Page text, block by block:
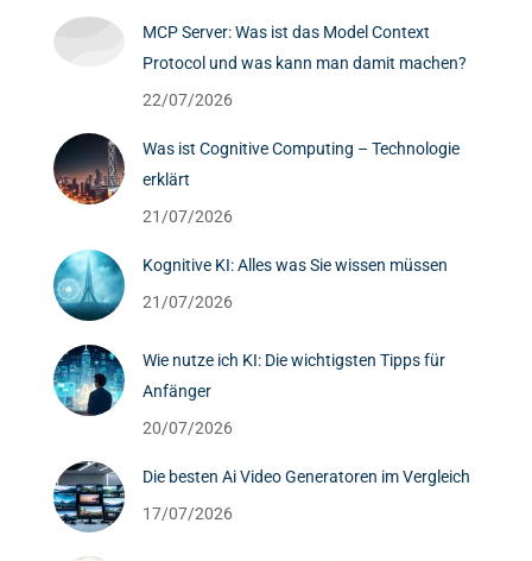
MCP Server: Was ist das Model Context
Protocol und was kann man damit machen?
22/07/2026
Was ist Cognitive Computing – Technologie
erklärt
21/07/2026
Kognitive KI: Alles was Sie wissen müssen
21/07/2026
Wie nutze ich KI: Die wichtigsten Tipps für
Anfänger
20/07/2026
Die besten Ai Video Generatoren im Vergleich
17/07/2026